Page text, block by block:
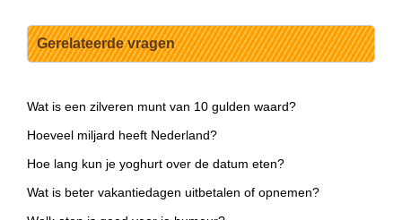
Gerelateerde vragen
Wat is een zilveren munt van 10 gulden waard?
Hoeveel miljard heeft Nederland?
Hoe lang kun je yoghurt over de datum eten?
Wat is beter vakantiedagen uitbetalen of opnemen?